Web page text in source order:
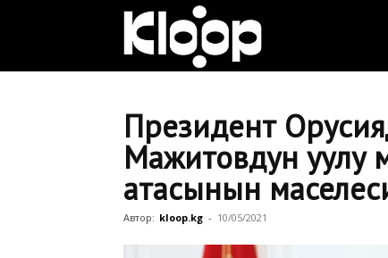
|
Кыргызстан
Президент
Мажитовдун уулу
атасынын
Автор: kloop.kg - 10/05/2021